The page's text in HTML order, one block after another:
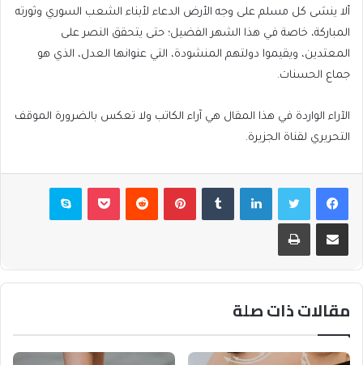
ألا ينسَى كل مسلم على وجه الأرض الدعاء لأبناء الشعب السوري وثورته
المباركة، خاصة في هذا الشهر الفضيل؛ حتى يتحقق النصر على
المعتدين، ويقيموا دولتهم المنشودة، التي عنوانها العدل، الذي هو
جماع الحسنات.
الآراء الواردة في هذا المقال هي آراء الكاتب ولا تعكس بالضرورة الموقف
التحريري لقناة الجزيرة.
فيسبوكتويتر لينكدإن بينتيريست بوكيت سكايب
مشاركة عبر البريد طباعة
مقالات ذات صلة